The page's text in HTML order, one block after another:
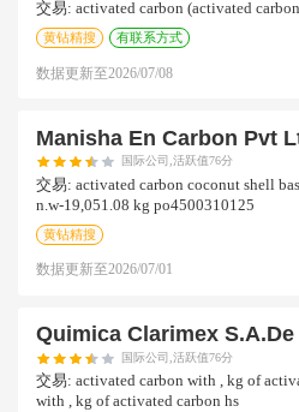
交易: activated carbon (activated
黄钻精搜 有联系方式
数据更新至2026/07/08
Manisha En Carbon Pvt
国际公司,活跃值76分
交易: activated carbon coconut shell
n.w-19,051.08 kg po4500310125
黄钻精搜
数据更新至2026/07/01
Quimica Clarimex S.a.de
国际公司,活跃值76分
交易: activated carbon with , kg of
with , kg of activated carbon hs